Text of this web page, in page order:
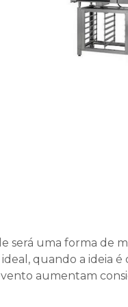
será uma forma de
quando a ideia
aumentam